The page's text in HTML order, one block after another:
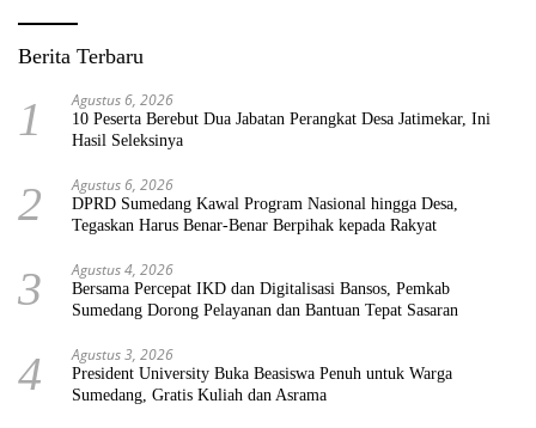
Berita Terbaru
1 Agustus 6, 2026
10 Peserta Berebut Dua Jabatan Perangkat Desa Jatimekar, Ini
Hasil Seleksinya
2 Agustus 6, 2026
DPRD Sumedang Kawal Program Nasional hingga Desa,
Tegaskan Harus Benar-Benar Berpihak kepada Rakyat
3 Agustus 4, 2026
Bersama Percepat IKD dan Digitalisasi Bansos, Pemkab
Sumedang Dorong Pelayanan dan Bantuan Tepat Sasaran
4 Agustus 3, 2026
President University Buka Beasiswa Penuh untuk Warga
Sumedang, Gratis Kuliah dan Asrama